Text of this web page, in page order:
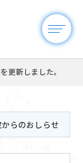
更新しました。
らのおしらせ